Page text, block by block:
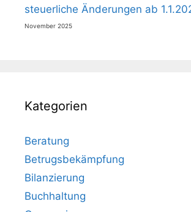
steuerliche Änderungen ab
November 2025
Kategorien
Beratung
Betrugsbekämpfung
Bilanzierung
Buchhaltung